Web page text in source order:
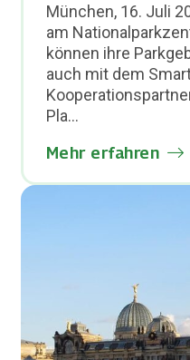
München, 16. Juli
am
können ihre
auch mit dem
Pla...
Mehr erfahren